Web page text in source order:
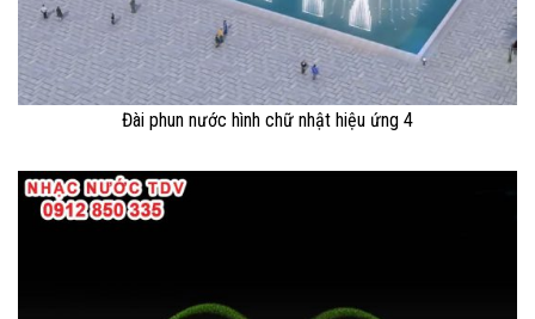
Đài phun nước hình chữ nhật hiệu ứng 4